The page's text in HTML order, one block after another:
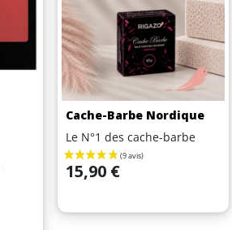
Cache-Barbe Nordique
Le N°1 des cache-barbe
Prix
15,90 €